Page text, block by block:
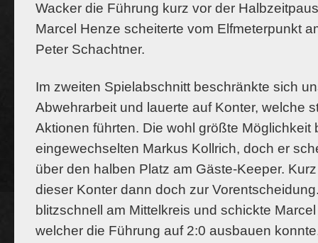
Wacker die Führung kurz vor der
Marcel Henze scheiterte vom Elfmeterpunkt
Peter Schachtner.
Im zweiten Spielabschnitt beschränkte sich
Abwehrarbeit und lauerte auf Konter, welche
Aktionen führten. Die wohl größte Möglichkeit
eingewechselten Markus Kollrich, doch er
über den halben Platz am Gäste-Keeper.
dieser Konter dann doch zur
blitzschnell am Mittelkreis und schickte
welcher die Führung auf 2:0 ausbauen